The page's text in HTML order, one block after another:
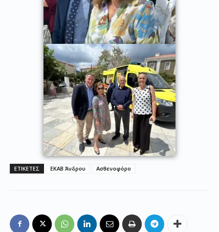
ΕΤΙΚΕΤΕΣ ΕΚΑΒ Άνδρου Ασθενοφόρο